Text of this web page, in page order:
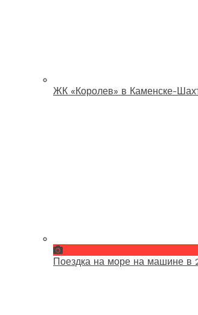
ЖК «Королев» в Каменске-
Поездка на море на машине в